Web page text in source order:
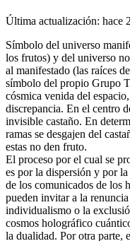
Última actualización: hace
Símbolo del universo
los frutos) y del universo
al manifestado (las raíces
símbolo del propio Grupo
cósmica venida del
discrepancia. En el centro
invisible castaño. En
ramas se desgajen del
estas no den fruto.
El proceso por el cual se
es por la dispersión y por
de los comunicados de los
pueden invitar a la
individualismo o la
cosmos holográfico
la dualidad. Por otra parte,